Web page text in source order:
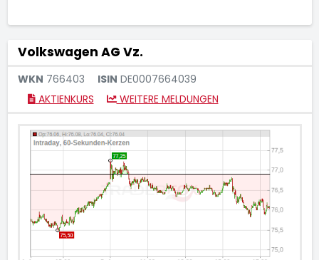
Volkswagen AG Vz.
WKN 766403 ISIN DE0007664039
AKTIENKURS
WEITERE MELDUNGEN